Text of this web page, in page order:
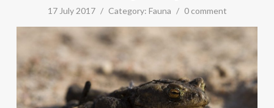
17 July 2017 / Category: Fauna / 0 comment